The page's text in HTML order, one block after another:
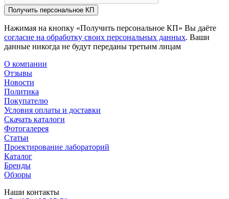
Получить персональное КП
Нажимая на кнопку «Получить персональное КП» Вы даёте
согласие на обработку своих персональных данных. Ваши
данные никогда не будут переданы третьим лицам
О компании
Отзывы
Новости
Политика
Покупателю
Условия оплаты и доставки
Скачать каталоги
Фотогалерея
Статьи
Проектирование лабораторий
Каталог
Бренды
Обзоры
Наши контакты